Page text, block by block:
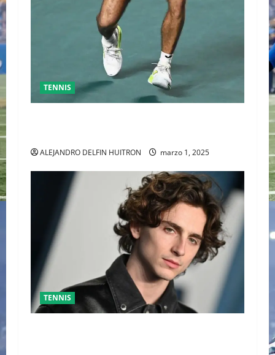
TENNIS
ALEJANDRO DELFIN HUITRON marzo 1, 2025
TENNIS